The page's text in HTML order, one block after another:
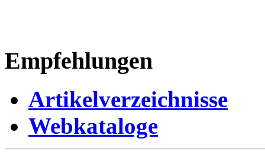
Empfehlungen
Artikelverzeichnisse
Webkataloge